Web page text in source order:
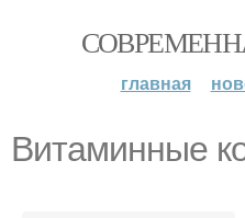
главная
Витаминные